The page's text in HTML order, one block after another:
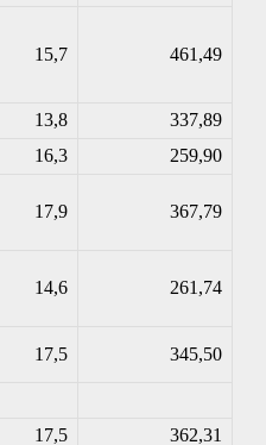
15,7 461,49
13,8
337,89
16,3
259,90
17,9 367,79
14,6 261,74
17,5 345,50
17,5
362,31